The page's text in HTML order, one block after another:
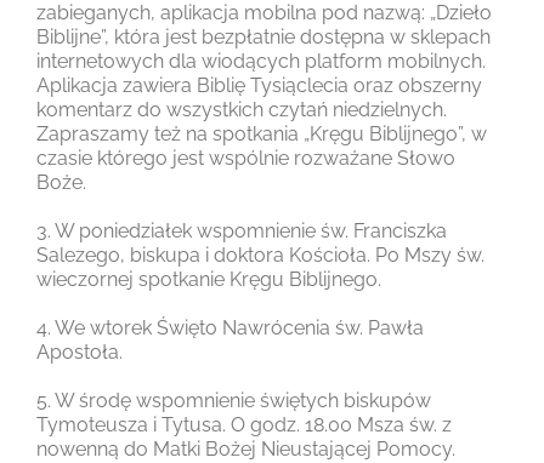
zabieganych, aplikacja mobilna pod nazwą: „Dzieło
Biblijne”, która jest bezpłatnie dostępna w sklepach
internetowych dla wiodących platform mobilnych.
Aplikacja zawiera Biblię Tysiąclecia oraz obszerny
komentarz do wszystkich czytań niedzielnych.
Zapraszamy też na spotkania „Kręgu Biblijnego”, w
czasie którego jest wspólnie rozważane Słowo
Boże.
3. W poniedziałek wspomnienie św. Franciszka
Salezego, biskupa i doktora Kościoła. Po Mszy św.
wieczornej spotkanie Kręgu Biblijnego.
4. We wtorek Święto Nawrócenia św. Pawła
Apostoła.
5. W środę wspomnienie świętych biskupów
Tymoteusza i Tytusa. O godz. 18.00 Msza św. z
nowenną do Matki Bożej Nieustającej Pomocy.